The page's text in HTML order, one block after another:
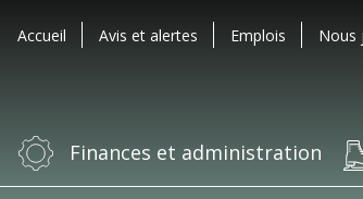
Accueil Avis et alertes Emplois Nous
Finances et administration